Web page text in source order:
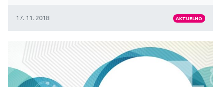
17. 11. 2018 AKTUELNO